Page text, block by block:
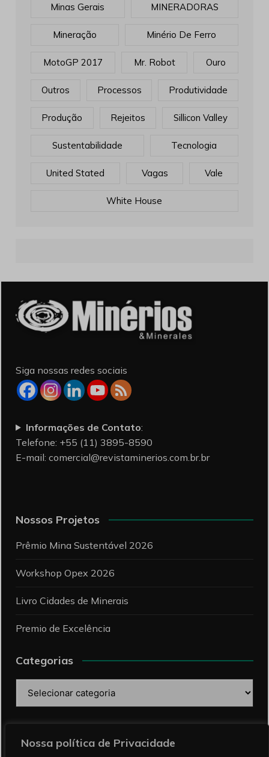
Nossa política de Privacidade
Minas Gerais MINERADORAS
Mineração Minério De Ferro
MotoGP 2017 Mr. Robot Ouro
Outros Processos Produtividade
Produção Rejeitos Sillicon Valley
Sustentabilidade Tecnologia
United Stated Vagas Vale
White House
Siga nossas redes sociais
Informações de Contato:
Telefone: +55 (11) 3895-8590
E-mail: comercial@revistaminerios.com.br.br
Nossos Projetos
Prêmio Mina Sustentável 2026
Workshop Opex 2026
Livro Cidades de Minerais
Premio de Excelência
Categorias